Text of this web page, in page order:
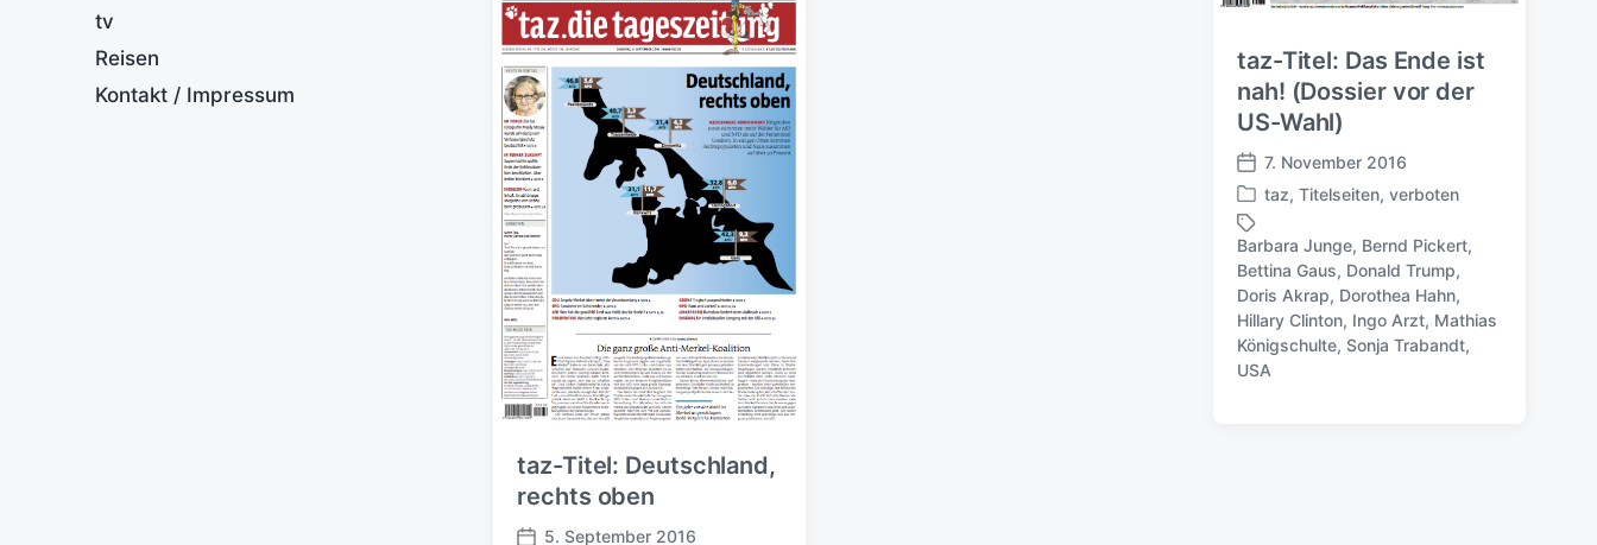
tv
Reisen
Kontakt / Impressum
taz-Titel: Das Ende ist
nah! (Dossier vor der
US-Wahl)
V
e
r
ö
f
f
e
n
t
7. November 2016
V
e
r
ö
f
f
e
n
taz,Titelseiten,verboten
S
c
h
Barbara Junge, Bernd Pickert,
Bettina Gaus, Donald Trump,
Doris Akrap, Dorothea Hahn,
Hillary Clinton, Ingo Arzt, Mathias
Königschulte,Sonja Trabandt,
USA
taz-Titel: Deutschland,
rechts oben
5. September 2016